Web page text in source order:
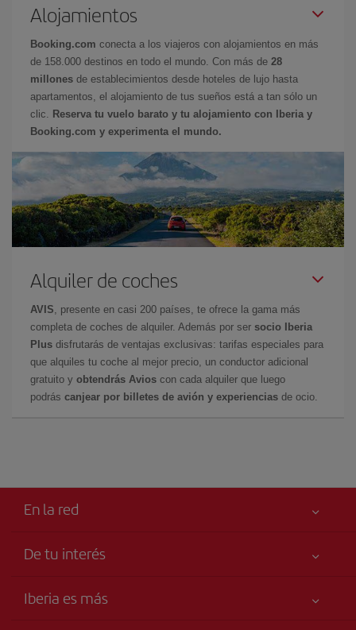
Alojamientos
Booking.com conecta a los viajeros con alojamientos en más
de 158.000 destinos en todo el mundo. Con más de 28
millones de establecimientos desde hoteles de lujo hasta
apartamentos, el alojamiento de tus sueños está a tan sólo un
clic. Reserva tu vuelo barato y tu alojamiento con Iberia y
Booking.com y experimenta el mundo.
Alquiler de coches
AVIS, presente en casi 200 países, te ofrece la gama más
completa de coches de alquiler. Además por ser socio Iberia
Plus disfrutarás de ventajas exclusivas: tarifas especiales para
que alquiles tu coche al mejor precio, un conductor adicional
gratuito y obtendrás Avios con cada alquiler que luego
podrás canjear por billetes de avión y experiencias de ocio.
En la red
De tu interés
Accesibilidad
Iberia es más